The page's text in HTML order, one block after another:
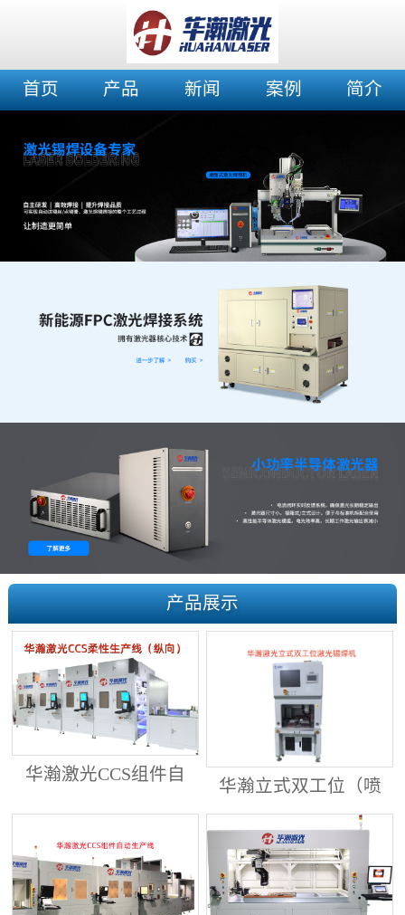
首页 产品 新闻 案例 简介
产品展示
华瀚激光CCS组件自
动生产线（纵向线）
华瀚立式双工位（喷
射锡膏）激光焊锡机